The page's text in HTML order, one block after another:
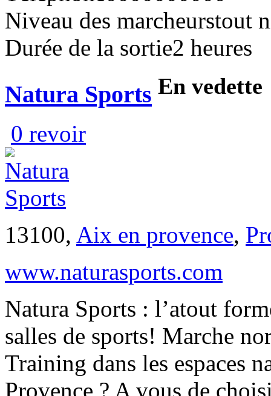
Niveau des marcheurstout
Durée de la sortie2 heures
Natura Sports En vedette
0 revoir
13100, Aix en provence,
www.naturasports.com
Natura Sports : l’atout
salles de sports! Marche
Training dans les espaces
Provence ? A vous de